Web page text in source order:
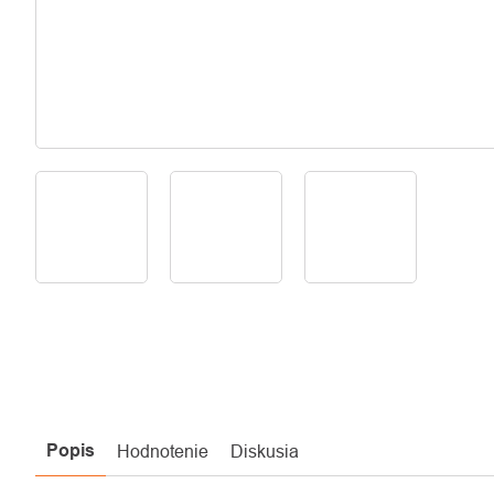
Popis Hodnotenie Diskusia